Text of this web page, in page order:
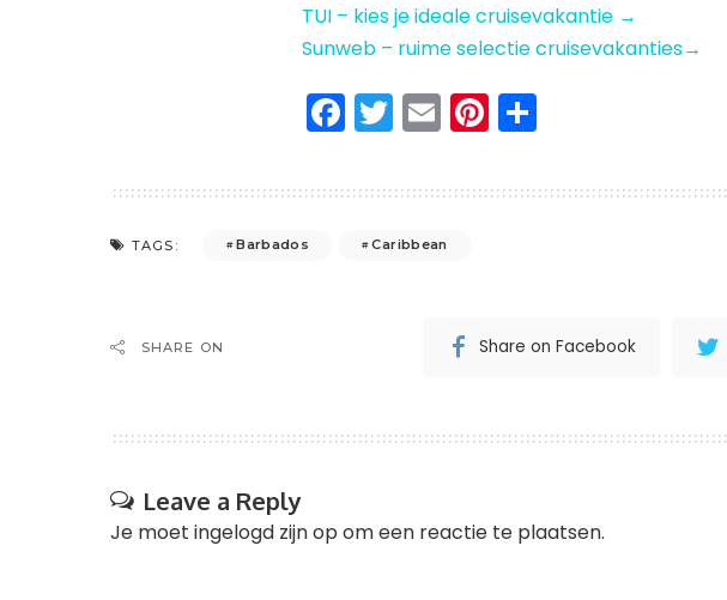
TUI – kies je ideale cruisevakantie →
Sunweb – ruime selectie cruisevakanties→
Facebook
Twitter
EmailPinterest
TAGS: Barbados Caribbean
SHARE ON Share on Facebook
Leave a Reply
Je moet ingelogd zijn op om een reactie te plaatsen.